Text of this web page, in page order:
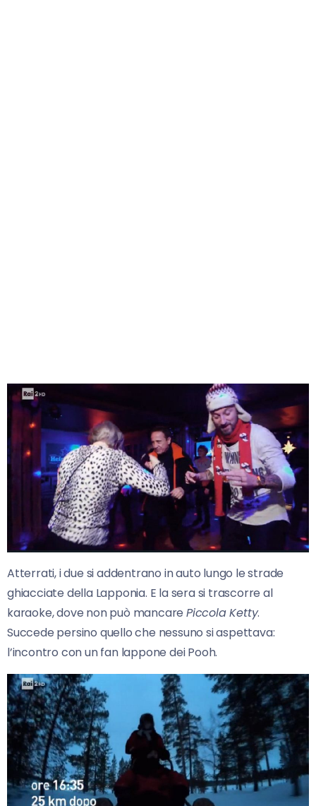
Atterrati, i due si addentrano in auto lungo le strade
ghiacciate della Lapponia. E la sera si trascorre al
karaoke, dove non può mancarePiccola Ketty.
Succede persino quello che nessuno si aspettava:
l’incontro con un fan lappone dei Pooh.